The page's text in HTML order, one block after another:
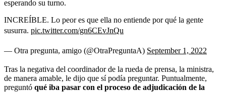
esperando su turno.
INCREÍBLE. Lo peor es que ella no entiende por qué la gente
susurra. pic.twitter.com/gn6CEvJnQu
— Otra pregunta, amigo (@OtraPreguntaA) September 1, 2022
Tras la negativa del coordinador de la rueda de prensa, la ministra,
de manera amable, le dijo que sí podía preguntar. Puntualmente,
preguntó qué iba pasar con el proceso de adjudicación de la